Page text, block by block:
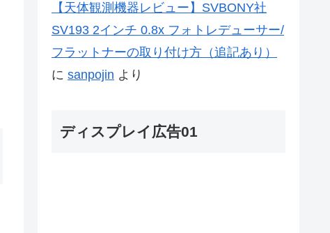
【天体観測機器レビュー】SVBONY社
SV193 2インチ 0.8x フォトレデューサー/
フラットナーの取り付け方（追記あり）
に sanpojin より
ディスプレイ広告01